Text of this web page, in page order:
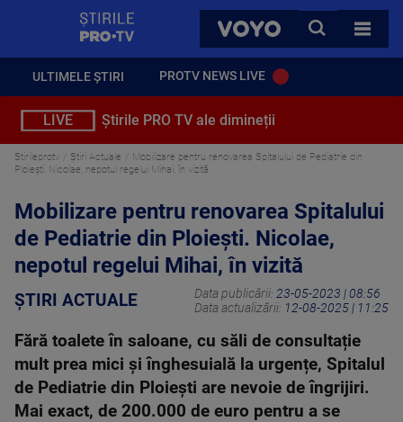
VOYO
CAUTA
TOATE
ULTIMELE ȘTIRI PROTV NEWS LIVE
LIVE Știrile PRO TV ale dimineții
Stirileprotv Știri Actuale
Mobilizare pentru renovarea Spitalului de Pediatrie din
Ploiești. Nicolae, nepotul regelui Mihai, în vizită
Mobilizare pentru renovarea Spitalului
de Pediatrie din Ploiești. Nicolae,
nepotul regelui Mihai, în vizită
ȘTIRI ACTUALE Data publicării: 23-05-2023 | 08:56
Data actualizării: 12-08-2025 | 11:25
Fără toalete în saloane, cu săli de consultație
mult prea mici și înghesuială la urgențe, Spitalul
de Pediatrie din Ploiești are nevoie de îngrijiri.
Mai exact, de 200.000 de euro pentru a se